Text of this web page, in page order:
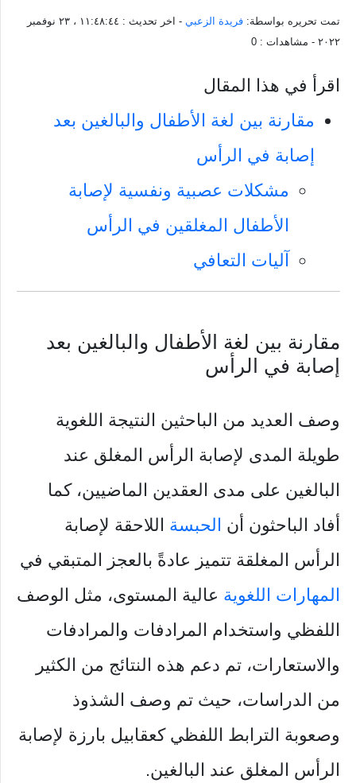
تمت تحريره بواسطة: فريدة الزعبي - اخر تحديث :
١١:٤٨:٤٤ ، ٢٣ نوفمبر
٢٠٢٢ - مشاهدات : 0
اقرأ في هذا المقال
مقارنة بين لغة الأطفال والبالغين بعد
إصابة في الرأس
مشكلات عصبية ونفسية لإصابة
الأطفال المغلقين في الرأس
آليات التعافي
مقارنة بين لغة الأطفال والبالغين بعد
إصابة في الرأس
وصف العديد من الباحثين النتيجة اللغوية
طويلة المدى لإصابة الرأس المغلق عند
البالغين على مدى العقدين الماضيين، كما
أفاد الباحثون أن الحبسة اللاحقة لإصابة
الرأس المغلقة تتميز عادةً بالعجز المتبقي في
المهارات اللغوية عالية المستوى، مثل الوصف
اللفظي واستخدام المرادفات والمرادفات
والاستعارات، تم دعم هذه النتائج من الكثير
من الدراسات، حيث تم وصف الشذوذ
وصعوبة الترابط اللفظي كعقابيل بارزة لإصابة
الرأس المغلق عند البالغين.